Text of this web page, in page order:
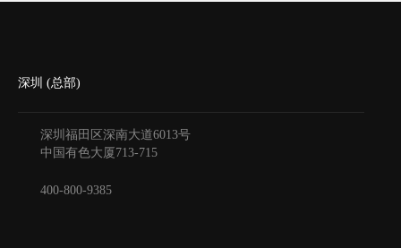
深圳 (总部)
深圳福田区深南大道6013号
中国有色大厦713-715
400-800-9385